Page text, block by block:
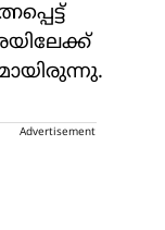
Advertisement